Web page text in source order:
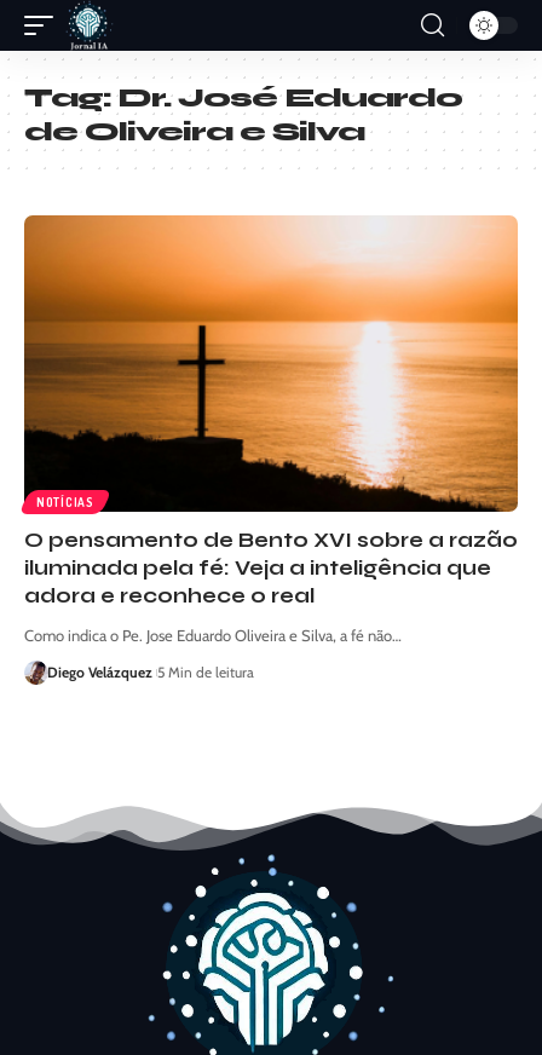
Tag:Dr. José Eduardo
de Oliveira e Silva
NOTÍCIAS
O pensamento de Bento XVI sobre a razão
iluminada pela fé: Veja a inteligência que
adora e reconhece o real
Como indica o Pe. Jose Eduardo Oliveira e Silva, a fé não…
Diego Velázquez 5 Min de leitura